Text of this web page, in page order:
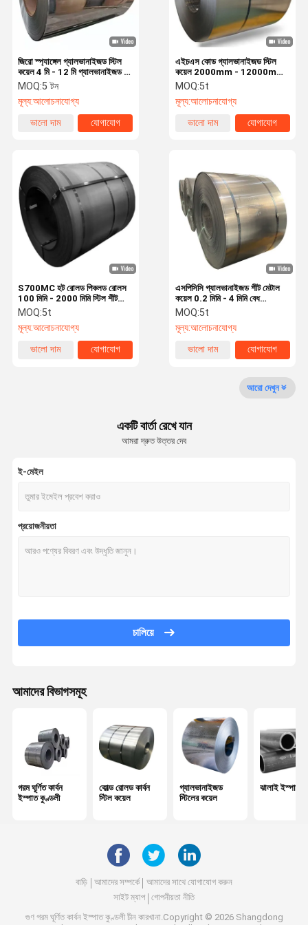
বাড়ি পণ্য আমাদের সম্বন্ধে কারখানা পরিদর্শন
গুণমান নিয়ন্ত্রণ
আমাদের সাথে
যোগাযোগ
খবর মামলা
গরম ঘূর্ণিত কার্বন ইস্পাত কুণ্ডলী
কোল্ড রোলড কার্বন স্টিল কয়েল
গ্যালভানাইজড স্টিলের কয়েল
পিপিজিআই ইস্পাত কয়েল
গ্যালভানাইজড স্টিল গ্রেটিং
গরম ঘূর্ণিত ইস্পাত শীট
গ্যালভানাইজড স্টিল প্লেট
পিপিজিআই ঢেউতোলা শীট
এইচএস কোড গ্যালভানাইজড স্টিল
কয়েল 2000mm - 12000mm
গ্যালভানাইজড শীট কয়েল
MOQ:5t
মূল্য:আলোচনাযোগ্য
ভালো দাম
যোগাযোগ
জিরো স্প্যাঙ্গেল গ্যালভানাইজড স্টিল
কয়েল 4 মি - 12 মি গ্যালভানাইজড হট
রোলড কয়েল
MOQ:5 টন
মূল্য:আলোচনাযোগ্য
ভালো দাম
যোগাযোগ
এসপিসিসি গ্যালভানাইজড শীট মেটাল
কয়েল 0.2 মিমি - 4 মিমি বেধ
গ্যালভানাইজড স্টিল শীট ইন কয়েল
MOQ:5t
মূল্য:আলোচনাযোগ্য
ভালো দাম
যোগাযোগ
S700MC হট রোলড পিকলড রোলস
100 মিমি - 2000 মিমি স্টিল শীট
রোলস কাস্টমাইজড JIS এবং
ASTM
MOQ:5t
মূল্য:আলোচনাযোগ্য
ভালো দাম
যোগাযোগ
আরো দেখুন
একটি বার্তা রেখে যান
আমরা দ্রুত উত্তর দেব
ই-মেইল
প্রয়োজনীয়তা
চালিয়ে
আমাদের বিভাগসমূহ
গরম ঘূর্ণিত কার্বন
ইস্পাত কুণ্ডলী
কোল্ড রোলড কার্বন
স্টিল কয়েল
গ্যালভানাইজড
স্টিলের কয়েল
ঝালাই ইস্পাত
বাড়ি আমাদের সম্পর্কে
আমাদের সাথে যোগাযোগ করুন
সাইট ম্যাপ
গোপনীয়তা নীতি
গুণ গরম ঘূর্ণিত কার্বন ইস্পাত কুণ্ডলীচীন কারখানা.Copyright © 2026 Shangdong